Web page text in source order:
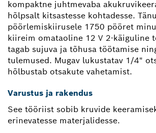
kompaktne juhtmevaba
hõlpsalt kitsastesse kohtadesse. Tänu
pöörlemiskiirusele 1750 pööret
kiireim omataoline 12 V 2-käiguline
tagab sujuva ja tõhusa töötamise
tulemused. Mugav lukustatav 1/4"
hõlbustab otsakute vahetamist.
Varustus ja rakendus
See tööriist sobib kruvide
erinevatesse materjalidesse.